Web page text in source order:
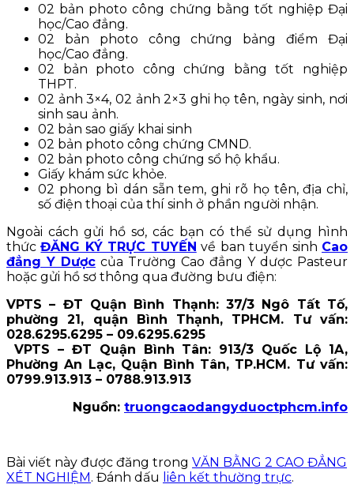
02 bản photo công chứng bằng tốt nghiệp Đại
học/Cao đẳng.
02 bản photo công chứng bảng điểm Đại
học/Cao đẳng.
02 bản photo công chứng bằng tốt nghiệp
THPT.
02 ảnh 3×4, 02 ảnh 2×3 ghi họ tên, ngày sinh, nơi
sinh sau ảnh.
02 bản sao giấy khai sinh
02 bản photo công chứng CMND.
02 bản photo công chứng sổ hộ khẩu.
Giấy khám sức khỏe.
02 phong bì dán sẵn tem, ghi rõ họ tên, địa chỉ,
số điện thoại của thí sinh ở phần người nhận.
Ngoài cách gửi hồ sơ, các bạn có thể sử dụng hình
thứcĐĂNG KÝ TRỰC TUYẾN về ban tuyển sinh Cao
đẳng Y Dược của Trường Cao đẳng Y dược Pasteur
hoặc gửi hồ sơ thông qua đường bưu điện:
VPTS – ĐT Quận Bình Thạnh: 37/3 Ngô Tất Tố,
phường 21, quận Bình Thạnh, TPHCM. Tư vấn:
028.6295.6295 – 09.6295.6295
VPTS – ĐT Quận Bình Tân: 913/3 Quốc Lộ 1A,
Phường An Lạc, Quận Bình Tân, TP.HCM. Tư vấn:
0799.913.913 – 0788.913.913
Nguồn: truongcaodangyduoctphcm.info
Bài viết này được đăng trong VĂN BẰNG 2 CAO ĐẲNG
XÉT NGHIỆM. Đánh dấu liên kết thường trực.